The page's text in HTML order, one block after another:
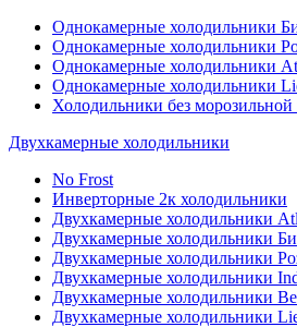
Однокамерные холодильники
Однокамерные холодильники
Однокамерные холодильники
Однокамерные холодильники
Холодильники без
Двухкамерные холодильники
No Frost
Инверторные 2к холодильники
Двухкамерные холодильники
Двухкамерные холодильники
Двухкамерные холодильники
Двухкамерные холодильники
Двухкамерные холодильники
Двухкамерные холодильники